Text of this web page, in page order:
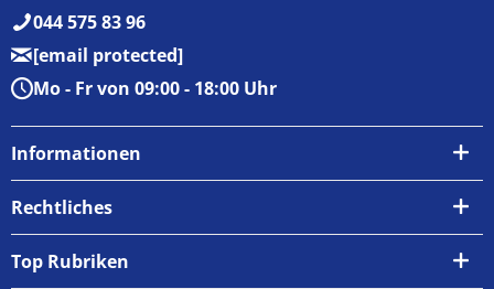
044 575 83 96
[email protected]
Mo - Fr von 09:00 - 18:00 Uhr
Informationen
Über uns
Rechtliches
AGB
Top Rubriken